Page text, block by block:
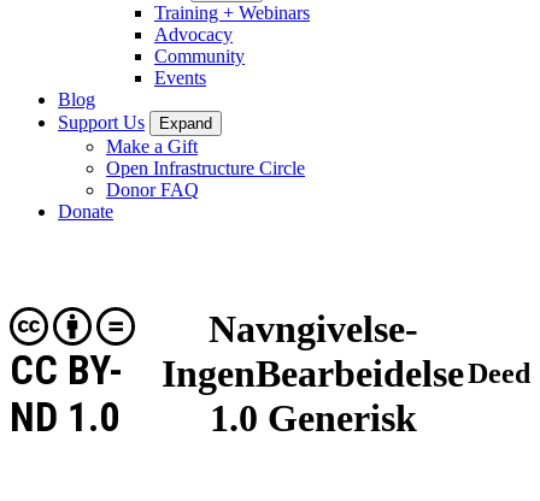
Training + Webinars
Advocacy
Community
Events
Blog
Support Us
Expand
Make a Gift
Open Infrastructure Circle
Donor FAQ
Donate
Navngivelse-
IngenBearbeidelse
1.0 Generisk
CC BY-
ND 1.0
Deed